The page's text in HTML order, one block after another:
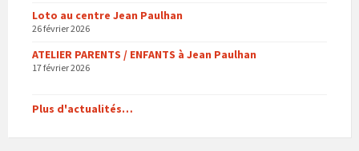
Loto au centre Jean Paulhan
26 février 2026
ATELIER PARENTS / ENFANTS à Jean Paulhan
17 février 2026
Plus d'actualités…